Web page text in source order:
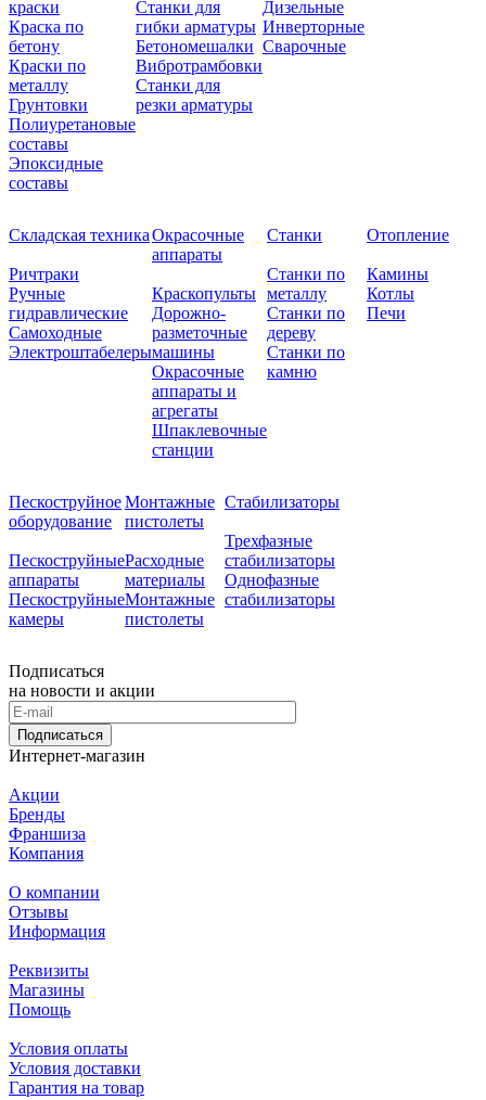
краски
Краска по
бетону
Краски по
металлу
Грунтовки
Полиуретановые
составы
Эпоксидные
составы
Станки для
гибки арматуры
Бетономешалки
Вибротрамбовки
Станки для
резки арматуры
Дизельные
Инверторные
Сварочные
Складская техника
Ричтраки
Ручные
гидравлические
Самоходные
Электроштабелеры
Окрасочные
аппараты
Краскопульты
Дорожно-
разметочные
машины
Окрасочные
аппараты и
агрегаты
Шпаклевочные
станции
Станки
Станки по
металлу
Станки по
дереву
Станки по
камню
Отопление
Камины
Котлы
Печи
Пескоструйное
оборудование
Пескоструйные
аппараты
Пескоструйные
камеры
Монтажные
пистолеты
Расходные
материалы
Монтажные
пистолеты
Стабилизаторы
Трехфазные
стабилизаторы
Однофазные
стабилизаторы
Подписаться
на новости и акции
Подписаться
Интернет-магазин
Акции
Бренды
Франшиза
Компания
О компании
Отзывы
Информация
Реквизиты
Магазины
Помощь
Условия оплаты
Условия доставки
Гарантия на товар